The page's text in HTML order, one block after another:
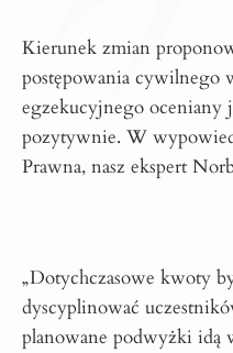
Kierunek zmian
postępowania cywilnego
egzekucyjnego oceniany
pozytywnie. W
Prawna, nasz ekspert
„Dotychczasowe kwoty
dyscyplinować
planowane podwyżki idą